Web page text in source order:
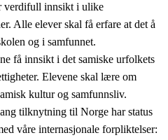
verdifull innsikt i ulike
Alle elever skal få erfare at det å
og i samfunnet.
få innsikt i det samiske urfolkets
Elevene skal lære om
kultur og samfunnsliv.
tilknytning til Norge har status
våre internasjonale forpliktelser: